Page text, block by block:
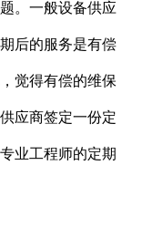
。一般设备供应
后的服务是有偿
觉得有偿的维保
应商签定一份定
业工程师的定期